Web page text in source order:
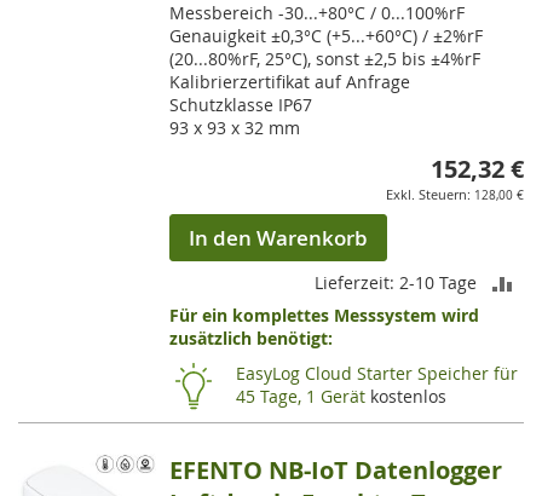
Messbereich -30...+80°C / 0...100%rF
Genauigkeit ±0,3°C (+5...+60°C) / ±2%rF
(20...80%rF, 25°C), sonst ±2,5 bis ±4%rF
Kalibrierzertifikat auf Anfrage
Schutzklasse IP67
93 x 93 x 32 mm
152,32 €
128,00 €
In den Warenkorb
Lieferzeit: 2-10 Tage
Für ein komplettes Messsystem wird
zusätzlich benötigt:
EasyLog Cloud Starter Speicher für
45 Tage, 1 Gerät kostenlos
EFENTO NB-IoT Datenlogger